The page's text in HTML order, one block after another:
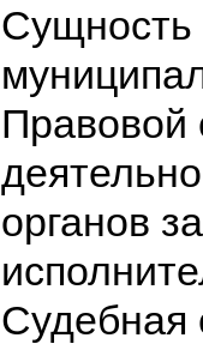
Сущность
Правовой
органов
Судебная